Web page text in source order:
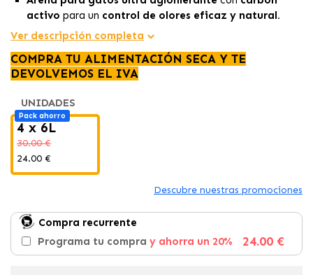
activo para un control de olores eficaz y natural.
Fabricada conbentonita 100% natural,
máxima
absorción
Ecológica, sin tóxicos y con embalaje reciclado,
cuidando el bienestar de tu gato y el medio ambiente.
Ver descripción completa
COMPRA TU ALIMENTACIÓN SECA Y TE
DEVOLVEMOS EL IVA
UNIDADES
Pack ahorro
4 x 6L
30.00 €
24.00 €
Descubre nuestras promociones
Compra recurrente
Programa tu compra y ahorra un 20% 24.00 €